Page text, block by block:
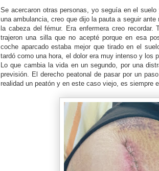
Se acercaron otras personas, yo seguía en el
una ambulancia, creo que dijo la pauta a seguir
la cabeza del fémur. Era enfermera creo recordar.
trajeron una silla que no acepté porque en esa
coche aparcado estaba mejor que tirado en el
tardó como una hora, el dolor era muy intenso y los
Lo que cambia la vida en un segundo, por una
previsión. El derecho peatonal de pasar por un
realidad un peatón y en este caso viejo, es siempre